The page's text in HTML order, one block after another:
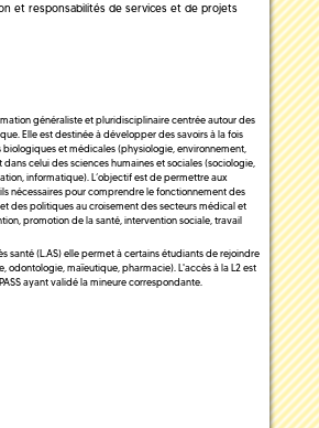
et responsabilités de services et de projets
généraliste et pluridisciplinaire centrée autour des
Elle est destinée à développer des savoirs à la fois
et médicales (physiologie, environnement,
celui des sciences humaines et sociales (sociologie,
informatique). L’objectif est de permettre aux
nécessaires pour comprendre le fonctionnement des
des politiques au croisement des secteurs médical et
promotion de la santé, intervention sociale, travail
santé (L.AS) elle permet à certains étudiants de rejoindre
odontologie, maïeutique, pharmacie). L'accès à la L2 est
ayant validé la mineure correspondante.